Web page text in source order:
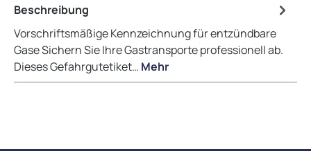
Beschreibung
Vorschriftsmäßige Kennzeichnung für entzündbare
Gase Sichern Sie Ihre Gastransporte professionell ab.
Dieses Gefahrgutetiket… Mehr